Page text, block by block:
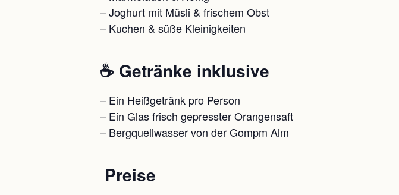
– Joghurt mit Müsli & frischem Obst
– Kuchen & süße Kleinigkeiten
☕ Getränke inklusive
– Ein Heißgetränk pro Person
– Ein Glas frisch gepresster Orangensaft
– Bergquellwasser von der Gompm Alm
Preise